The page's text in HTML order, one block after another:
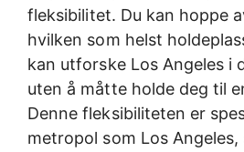
fleksibilitet. Du kan hoppe
hvilken som helst
kan utforske Los Angeles i
uten å måtte holde deg til
Denne fleksibiliteten er
metropol som Los